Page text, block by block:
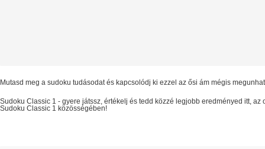
Mutasd meg a sudoku tudásodat és kapcsolódj ki ezzel az ősi ám mégis
Sudoku Classic 1 - gyere játssz, értékelj és tedd közzé legjobb eredményed itt, az
Sudoku Classic 1 közösségében!